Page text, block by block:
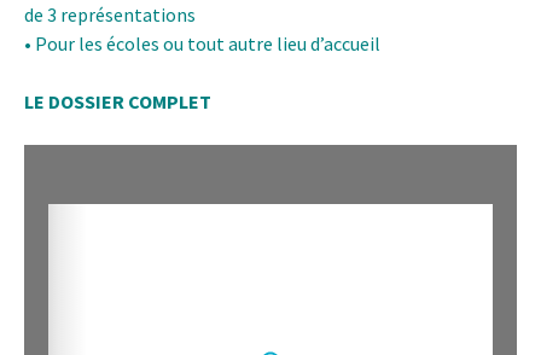
de 3 représentations
• Pour les écoles ou tout autre lieu d’accueil
LE DOSSIER COMPLET